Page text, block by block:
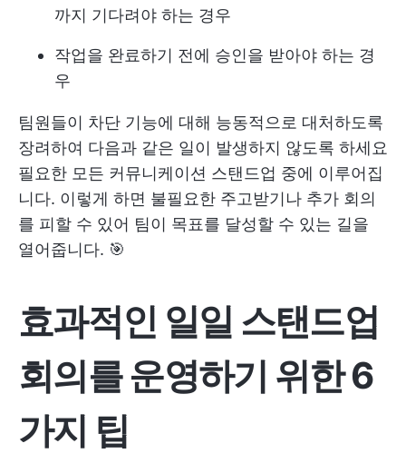
까지 기다려야 하는 경우
작업을 완료하기 전에 승인을 받아야 하는 경
우
팀원들이 차단 기능에 대해 능동적으로 대처하도록
장려하여 다음과 같은 일이 발생하지 않도록 하세요
필요한 모든 커뮤니케이션 스탠드업 중에 이루어집
니다. 이렇게 하면 불필요한 주고받기나 추가 회의
를 피할 수 있어 팀이 목표를 달성할 수 있는 길을
열어줍니다. 🎯
효과적인 일일 스탠드업
회의를 운영하기 위한 6
가지 팁